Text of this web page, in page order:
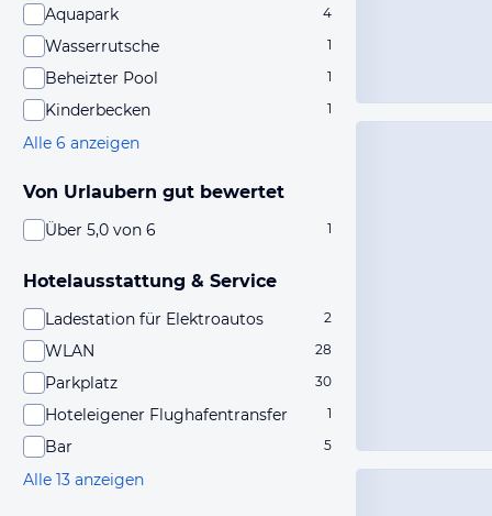
Aquapark 4
Wasserrutsche 1
Beheizter Pool 1
Kinderbecken 1
Alle 6 anzeigen
Von Urlaubern gut bewertet
Über 5,0 von 6 1
Hotelausstattung & Service
Ladestation für Elektroautos 2
WLAN 28
Parkplatz 30
Hoteleigener Flughafentransfer 1
Bar 5
Alle 13 anzeigen